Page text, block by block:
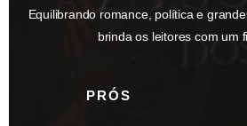
Equilibrando romance, política e
brinda os leitores com um
PRÓS